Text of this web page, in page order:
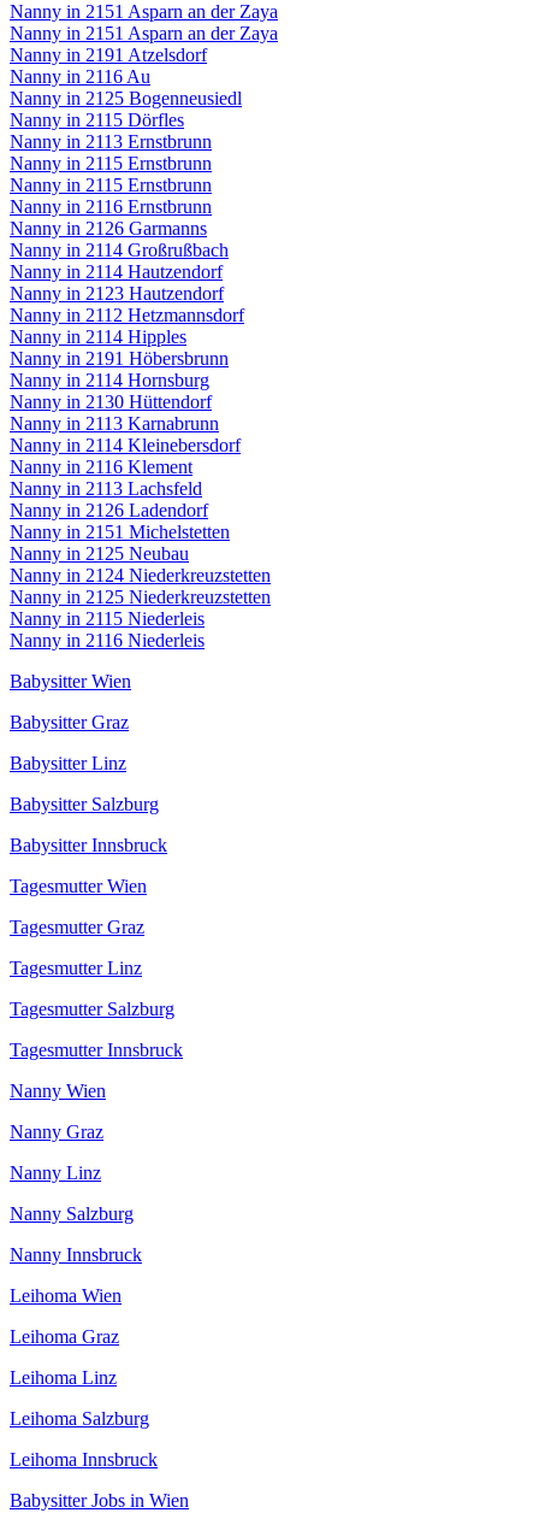
Nanny in 2151 Asparn an der Zaya
Nanny in 2151 Asparn an der Zaya
Nanny in 2191 Atzelsdorf
Nanny in 2116 Au
Nanny in 2125 Bogenneusiedl
Nanny in 2115 Dörfles
Nanny in 2113 Ernstbrunn
Nanny in 2115 Ernstbrunn
Nanny in 2115 Ernstbrunn
Nanny in 2116 Ernstbrunn
Nanny in 2126 Garmanns
Nanny in 2114 Großrußbach
Nanny in 2114 Hautzendorf
Nanny in 2123 Hautzendorf
Nanny in 2112 Hetzmannsdorf
Nanny in 2114 Hipples
Nanny in 2191 Höbersbrunn
Nanny in 2114 Hornsburg
Nanny in 2130 Hüttendorf
Nanny in 2113 Karnabrunn
Nanny in 2114 Kleinebersdorf
Nanny in 2116 Klement
Nanny in 2113 Lachsfeld
Nanny in 2126 Ladendorf
Nanny in 2151 Michelstetten
Nanny in 2125 Neubau
Nanny in 2124 Niederkreuzstetten
Nanny in 2125 Niederkreuzstetten
Nanny in 2115 Niederleis
Nanny in 2116 Niederleis
Babysitter Wien
Babysitter Graz
Babysitter Linz
Babysitter Salzburg
Babysitter Innsbruck
Tagesmutter Wien
Tagesmutter Graz
Tagesmutter Linz
Tagesmutter Salzburg
Tagesmutter Innsbruck
Nanny Wien
Nanny Graz
Nanny Linz
Nanny Salzburg
Nanny Innsbruck
Leihoma Wien
Leihoma Graz
Leihoma Linz
Leihoma Salzburg
Leihoma Innsbruck
Babysitter Jobs in Wien